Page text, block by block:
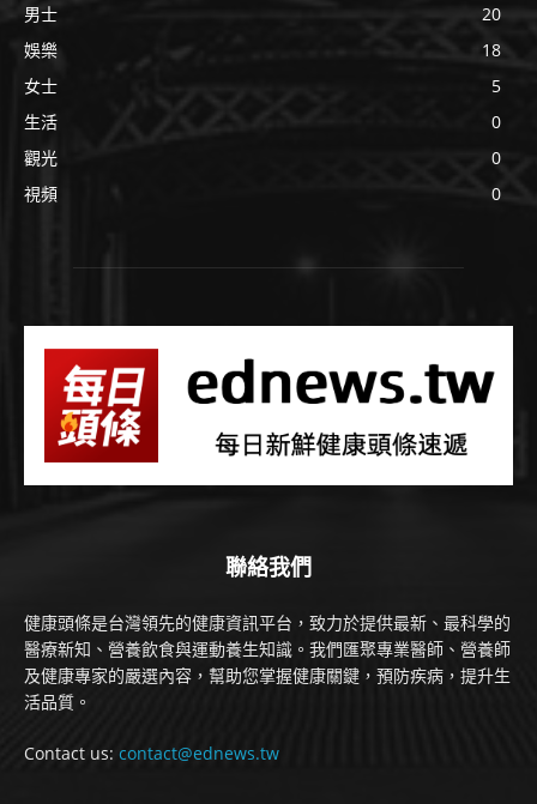
男士
20
娛樂
18
女士
5
生活
0
觀光
0
視頻
0
聯絡我們
健康頭條是台灣領先的健康資訊平台，致力於提供最新、最科學的
醫療新知、營養飲食與運動養生知識。我們匯聚專業醫師、營養師
及健康專家的嚴選內容，幫助您掌握健康關鍵，預防疾病，提升生
活品質。
Contact us: contact@ednews.tw